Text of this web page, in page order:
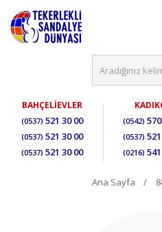
BAHÇELİEVLER
(0537) 521 30 00
(0537) 521 30 00
(0537) 521 30 00
(0542)
(0537)
(0216)
Ana Sayfa